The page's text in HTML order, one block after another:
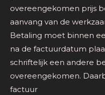
overeengekomen prijs
aanvang van de
Betaling moet binnen
na de factuurdatum
schriftelijk een andere
overeengekomen.
factuur